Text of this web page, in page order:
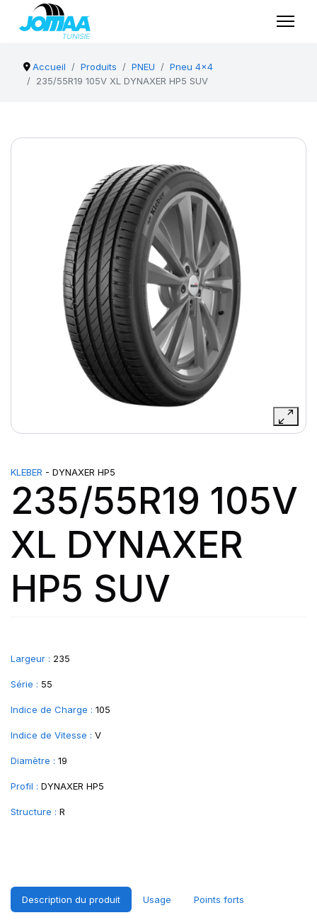
Accueil Produits PNEU
Pneu 4x4
235/55R19 105V XL DYNAXER HP5 SUV
KLEBER - DYNAXER HP5
235/55R19 105V
XL DYNAXER
HP5 SUV
Largeur : 235
Série : 55
Indice de Charge : 105
Indice de Vitesse : V
Diamètre : 19
Profil : DYNAXER HP5
Structure : R
Description du produit Usage Points forts